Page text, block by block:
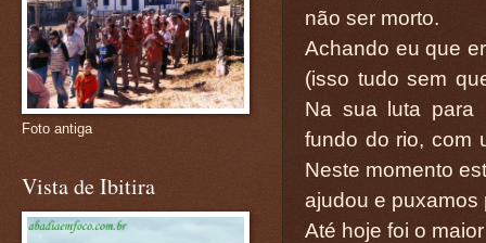
não ser morto.
Achando eu que
(isso tudo sem
Na sua luta para
fundo do rio, com
Neste momento
ajudou e puxamos
Até hoje foi o
Foto antiga
Vista de Ibitira